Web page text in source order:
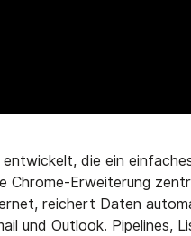
die ein
Chrome-Erweiterung
reichert Daten
und Outlook. Pipelines,